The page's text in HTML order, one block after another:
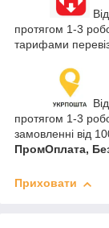
протягом 1-3
тарифами
протягом 1-3
замовленні від
ПромОплата,
Приховати